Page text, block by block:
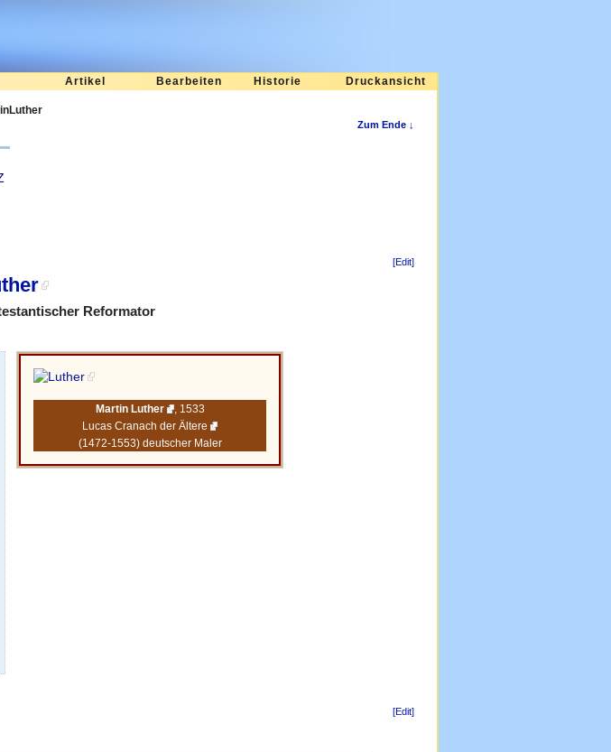
Artikel Bearbeiten Historie Druckansicht
Zum Ende ↓
[Edit]
Reformator
Martin Luther
, 1533
Lucas Cranach der Ältere
(1472-1553) deutscher Maler
[Edit]